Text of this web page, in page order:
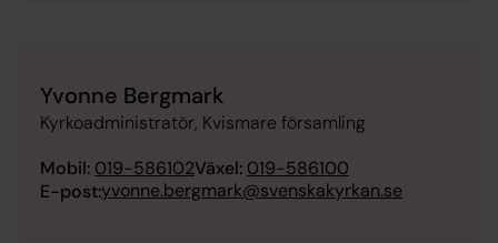
Yvonne Bergmark
Kyrkoadministratör, Kvismare församling
Mobil: 019-586102Växel: 019-586100
E-post:yvonne.bergmark@svenskakyrkan.se